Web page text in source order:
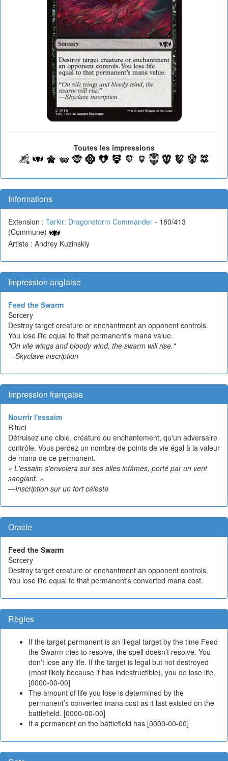
Toutes les impressions
Informations
Extension : Tarkir: Dragonstorm Commander - 180/413
(Commune)
Artiste : Andrey Kuzinskiy
Impression anglaise
Feed the Swarm
Sorcery
Destroy target creature or enchantment an opponent controls.
You lose life equal to that permanent's mana value.
"On vile wings and bloody wind, the swarm will rise."
—Skyclave inscription
Impression française
Nourrir l'essaim
Rituel
Détruisez une cible, créature ou enchantement, qu'un adversaire
contrôle. Vous perdez un nombre de points de vie égal à la valeur
de mana de ce permanent.
« L'essaim s'envolera sur ses ailes infâmes, porté par un vent
sanglant. »
—Inscription sur un fort céleste
Oracle
Feed the Swarm
Sorcery
Destroy target creature or enchantment an opponent controls.
You lose life equal to that permanent's converted mana cost.
Règles
If the target permanent is an illegal target by the time Feed
the Swarm tries to resolve, the spell doesn’t resolve. You
don’t lose any life. If the target is legal but not destroyed
(most likely because it has indestructible), you do lose life.
[0000-00-00]
The amount of life you lose is determined by the
permanent’s converted mana cost as it last existed on the
battlefield. [0000-00-00]
If a permanent on the battlefield has [0000-00-00]